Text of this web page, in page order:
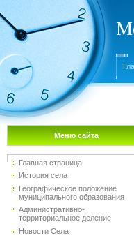
Меню сайта
Главная страница
История села
Географическое положение
муниципального образования
Административно-
территориальное деление
Новости Села